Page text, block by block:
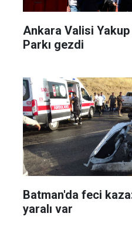
Ankara Valisi
Parkı gezdi
Batman'da feci
yaralı var